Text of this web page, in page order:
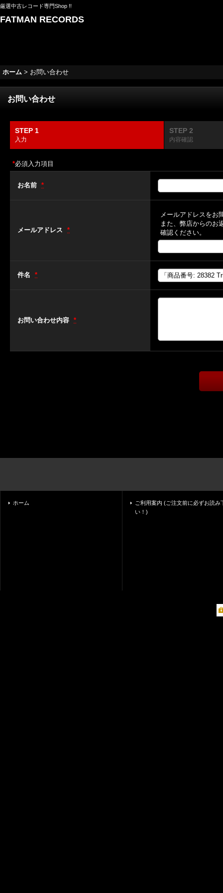
厳選中古レコード専門Shop !!
FATMAN RECORDS
ホーム > お問い合わせ
お問い合わせ
STEP 1
入力
STEP 2
内容確認
*必須入力項目
お名前 *
メールアドレス *
メールアドレスをお
また、弊店からのお
確認ください。
件名 *
お問い合わせ内容 *
ホーム
ご利用案内 (ご注文前に必ずお読み
い！)